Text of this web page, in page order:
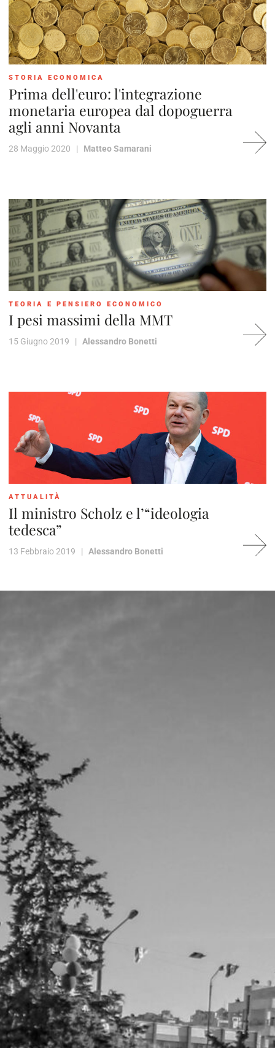
STORIA ECONOMICA
Prima dell'euro: l'integrazione
monetaria europea dal dopoguerra
agli anni Novanta
28 Maggio 2020 | Matteo Samarani
TEORIA E PENSIERO ECONOMICO
I pesi massimi della MMT
15 Giugno 2019 | Alessandro Bonetti
ATTUALITÀ
Il ministro Scholz e l’“ideologia
tedesca”
13 Febbraio 2019 | Alessandro Bonetti